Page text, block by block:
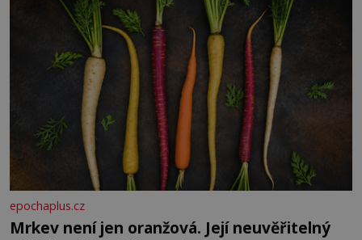
epochaplus.cz
Mrkev není jen oranžová. Její neuvěřitelný